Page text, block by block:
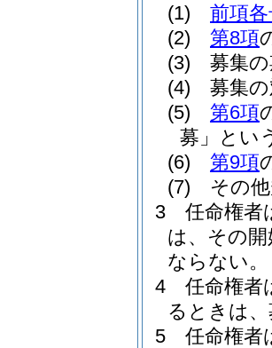
(1)
前項
(2)
第8項
(3)
募集
(4)
募集
(5)
第6項
募」とい
(6)
第9項
(7)
その
3
任命権者
は、その
ならない。
4
任命権者
るときは
5
任命権者